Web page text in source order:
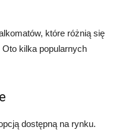
które różnią się
kilka popularnych
dostępną na rynku.